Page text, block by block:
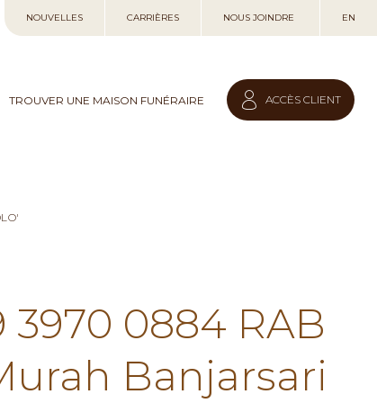
au
NOUVELLES CARRIÈRES NOUS JOINDRE EN
TROUVER UNE MAISON FUNÉRAIRE ACCÈS CLIENT
0884 RAB
Banjarsari